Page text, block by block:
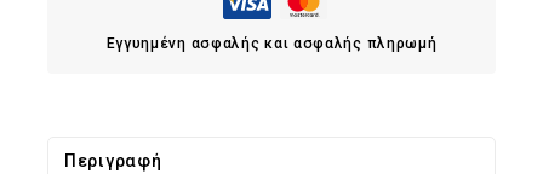
Εγγυημένη ασφαλής και ασφαλής πληρωμή
Περιγραφή